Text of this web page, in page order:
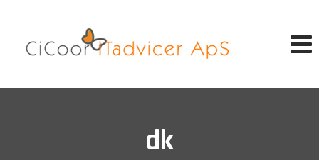
content
dk